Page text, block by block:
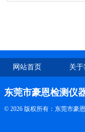
网站首页 关
东莞市豪恩检测仪
© 2026 版权所有：东莞市豪